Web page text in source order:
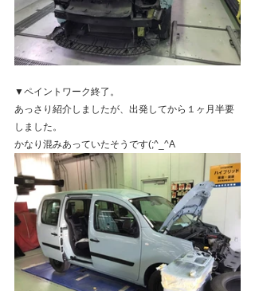
▼ペイントワーク終了。
あっさり紹介しましたが、出発してから１ヶ月半要
しました。
かなり混みあっていたそうです(;^_^A